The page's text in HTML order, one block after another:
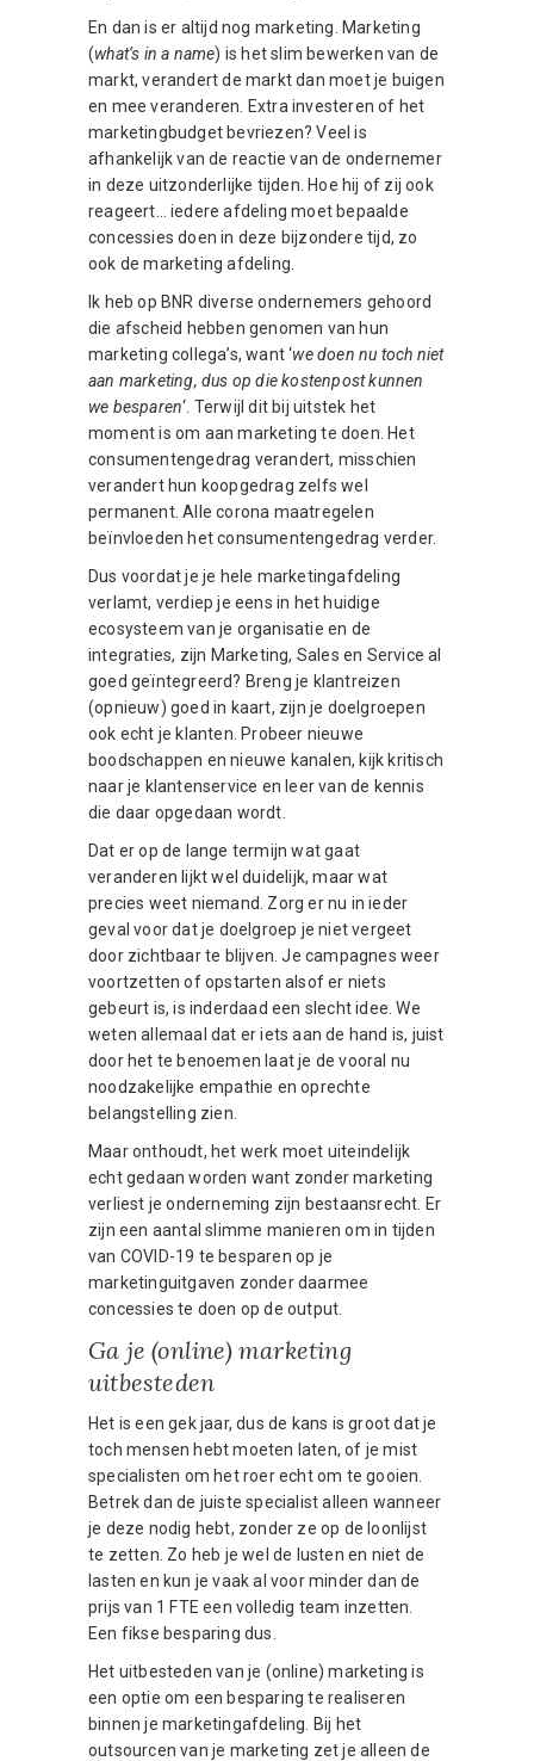
En dan is er altijd nog marketing. Marketing
(what’s in a name) is het slim bewerken van de
markt, verandert de markt dan moet je buigen
en mee veranderen. Extra investeren of het
marketingbudget bevriezen? Veel is
afhankelijk van de reactie van de ondernemer
in deze uitzonderlijke tijden. Hoe hij of zij ook
reageert… iedere afdeling moet bepaalde
concessies doen in deze bijzondere tijd, zo
ook de marketing afdeling.
Ik heb op BNR diverse ondernemers gehoord
die afscheid hebben genomen van hun
marketing collega’s, want ‘we doen nu toch niet
aan marketing, dus op die kostenpost kunnen
we besparen‘. Terwijl dit bij uitstek het
moment is om aan marketing te doen. Het
consumentengedrag verandert, misschien
verandert hun koopgedrag zelfs wel
permanent. Alle corona maatregelen
beïnvloeden het consumentengedrag verder.
Dus voordat je je hele marketingafdeling
verlamt, verdiep je eens in het huidige
ecosysteem van je organisatie en de
integraties, zijn Marketing, Sales en Service al
goed geïntegreerd? Breng je klantreizen
(opnieuw) goed in kaart, zijn je doelgroepen
ook echt je klanten. Probeer nieuwe
boodschappen en nieuwe kanalen, kijk kritisch
naar je klantenservice en leer van de kennis
die daar opgedaan wordt.
Dat er op de lange termijn wat gaat
veranderen lijkt wel duidelijk, maar wat
precies weet niemand. Zorg er nu in ieder
geval voor dat je doelgroep je niet vergeet
door zichtbaar te blijven. Je campagnes weer
voortzetten of opstarten alsof er niets
gebeurt is, is inderdaad een slecht idee. We
weten allemaal dat er iets aan de hand is, juist
door het te benoemen laat je de vooral nu
noodzakelijke empathie en oprechte
belangstelling zien.
Maar onthoudt, het werk moet uiteindelijk
echt gedaan worden want zonder marketing
verliest je onderneming zijn bestaansrecht. Er
zijn een aantal slimme manieren om in tijden
van COVID-19 te besparen op je
marketinguitgaven zonder daarmee
concessies te doen op de output.
Ga je (online) marketing
uitbesteden
Het is een gek jaar, dus de kans is groot dat je
toch mensen hebt moeten laten, of je mist
specialisten om het roer echt om te gooien.
Betrek dan de juiste specialist alleen wanneer
je deze nodig hebt, zonder ze op de loonlijst
te zetten. Zo heb je wel de lusten en niet de
lasten en kun je vaak al voor minder dan de
prijs van 1 FTE een volledig team inzetten.
Een fikse besparing dus.
Het uitbesteden van je (online) marketing is
een optie om een besparing te realiseren
binnen je marketingafdeling. Bij het
outsourcen van je marketing zet je alleen de